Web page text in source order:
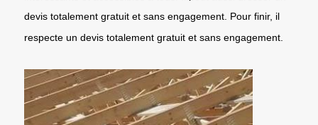
devis totalement gratuit et sans engagement. Pour finir, il
respecte un devis totalement gratuit et sans engagement.